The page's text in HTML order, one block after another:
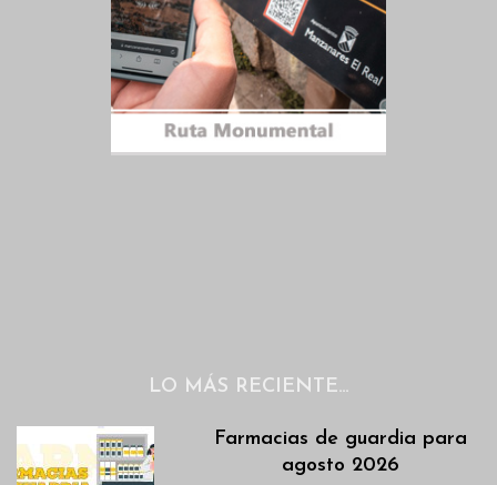
LO MÁS RECIENTE…
Farmacias de guardia para
agosto 2026